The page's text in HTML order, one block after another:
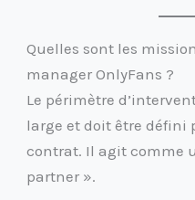
Quelles sont les
manager OnlyFans ?
Le périmètre
large et doit être défini
contrat. Il agit comme
partner ».